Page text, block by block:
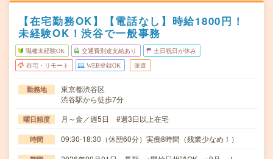
【在宅勤務OK】【電話なし】時給1800円！
未経験OK！渋谷で一般事務
職種未経験OK 交通費別途支給あり 土日祝日が休み
在宅・リモート WEB登録OK 派遣
勤務地
東京都渋谷区
渋谷駅から徒歩7分
曜日頻度 月～金／週5日 #週3日以上在宅
時間 09:30-18:30（休憩60分）実働8時間（残業少なめ！）